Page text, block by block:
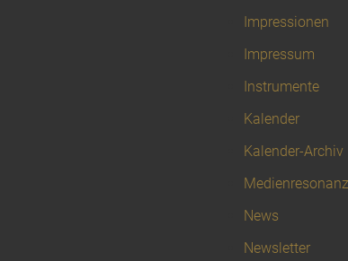
Impressionen
Impressum
Instrumente
Kalender
Kalender-Archiv
Medienresonanz
News
Newsletter